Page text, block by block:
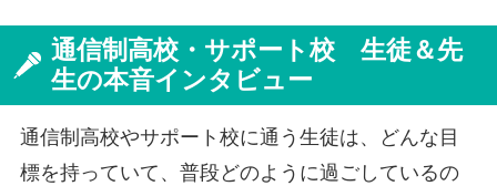
通信制高校・サポート校 生徒＆先
生の本音インタビュー
通信制高校やサポート校に通う生徒は、どんな目
標を持っていて、普段どのように過ごしているの